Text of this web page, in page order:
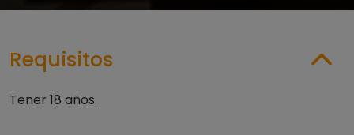
Requisitos
Tener 18 años.